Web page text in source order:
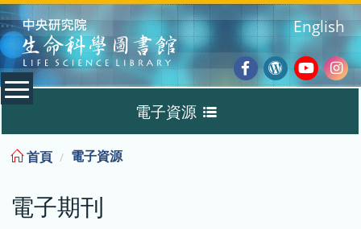
:::
Facebook
Wordpress
English
電子資源
首頁 電子資源
電子期刊